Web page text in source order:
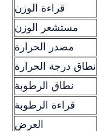
قراءة الوزن
مستشعر الوزن
مصدر الحرارة
نطاق درجة الحرارة
نطاق الرطوبة
قراءة الرطوبة
العرض